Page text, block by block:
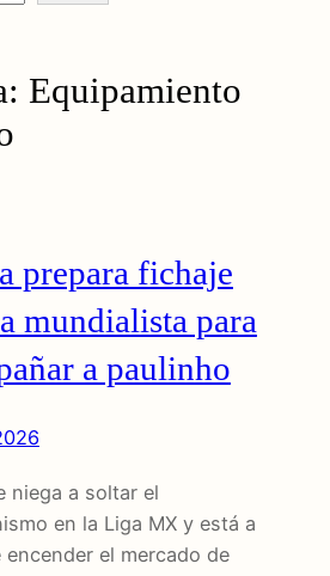
Equipamiento
prepara fichaje
mundialista para
a paulinho
niega a soltar el
en la Liga MX y está a
el mercado de